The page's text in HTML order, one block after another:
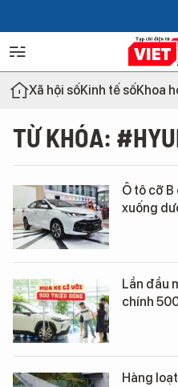
Xã hội sốKinh tế sốKhoa
TỪ KHÓA:
Ô tô cỡ
xuống
Lần đầu
chính
Hàng